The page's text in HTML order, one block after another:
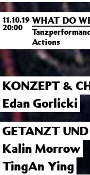
11.10.19
20:00
WHAT DO
Actions
KONZEPT &
Edan Gorlicki
GETANZT
Kalin Morrow
TingAn Ying